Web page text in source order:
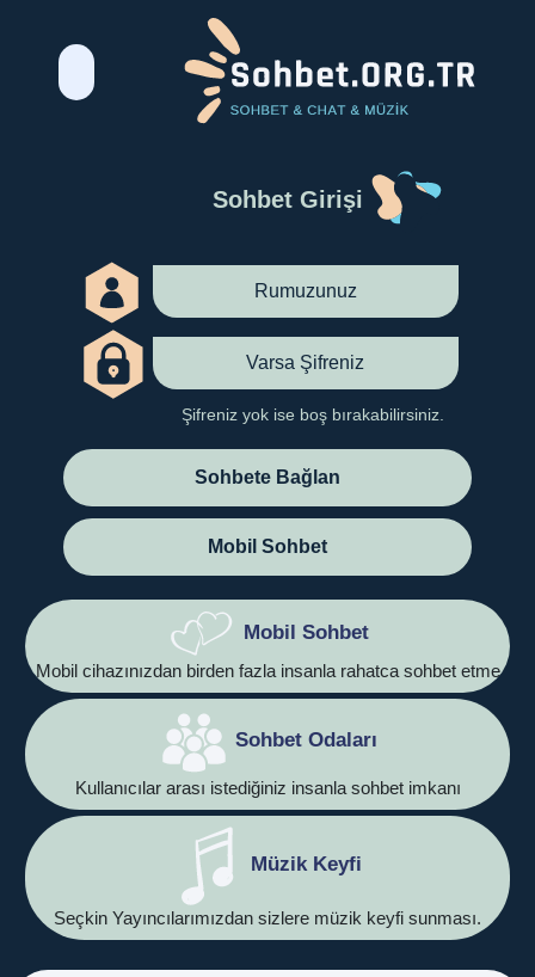
Sohbet Girişi
Şifreniz yok ise boş bırakabilirsiniz.
Sohbete Bağlan
Mobil Sohbet
Mobil Sohbet
Mobil cihazınızdan birden fazla insanla rahatca sohbet etme
Sohbet Odaları
Kullanıcılar arası istediğiniz insanla sohbet imkanı
Müzik Keyfi
Seçkin Yayıncılarımızdan sizlere müzik keyfi sunması.